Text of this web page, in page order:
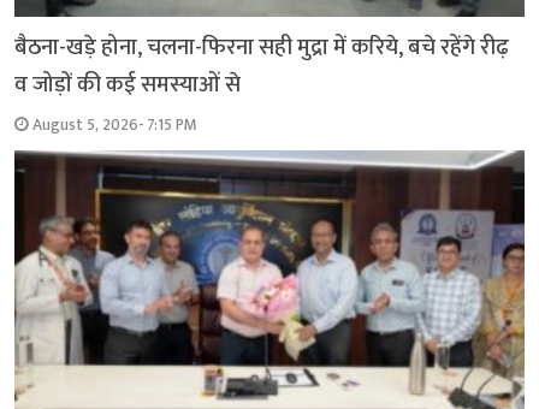
बैठना-खड़े होना, चलना-फिरना सही मुद्रा में करिये, बचे रहेंगे रीढ़
व जोड़ों की कई समस्याओं से
August 5, 2026- 7:15 PM